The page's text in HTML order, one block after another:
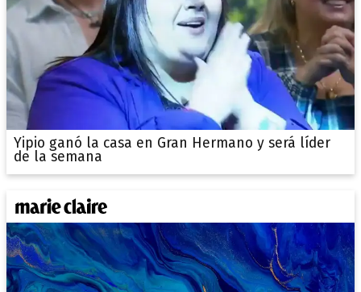
Yipio ganó la casa en Gran Hermano y será líder
de la semana